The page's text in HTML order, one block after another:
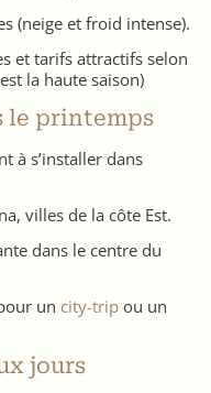
(neige et froid intense).
et tarifs attractifs selon
la haute saison)
le printemps
à s’installer dans
villes de la côte Est.
dans le centre du
un city-trip ou un
jours